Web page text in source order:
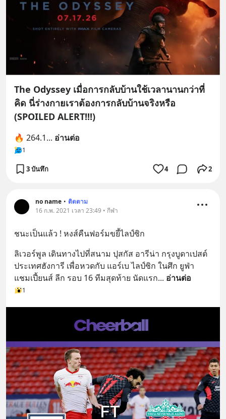
The Odyssey เมื่อการกลับบ้านใช้เวลานานกว่าที่
คิด นี่ร่างกายเราต้องการกลับบ้านจริงหรือ
(SPOILED ALERT!!!)
🔥 264.1... อ่านต่อ
1
3 บันทึก 4 2
no name • ติดตาม
16 ก.พ. 2021 เวลา 23:49 • กีฬา
ชนะเป็นแล้ว ! หงส์คืนฟอร์มขยี้ไลป์ซิก
ลิเวอร์พูล เดินทางไปที่สนาม ปุสกัส อารีน่า กรุงบูดาเปสต์
ประเทศฮังการี เพื่อหวดกับ แอร์เบ ไลป์ซิก ในศึก ยูฟ่า
แชมเปี้ยนส์ ลีก รอบ 16 ทีมสุดท้าย นัดแรก... อ่านต่อ
1